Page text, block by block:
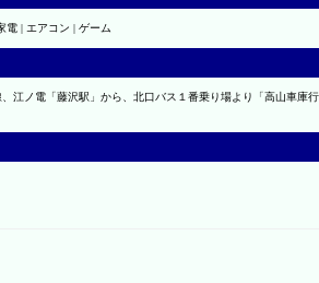
電 | エアコン | ゲーム
、江ノ電「藤沢駅」から、北口バス１番乗り場より「高山車